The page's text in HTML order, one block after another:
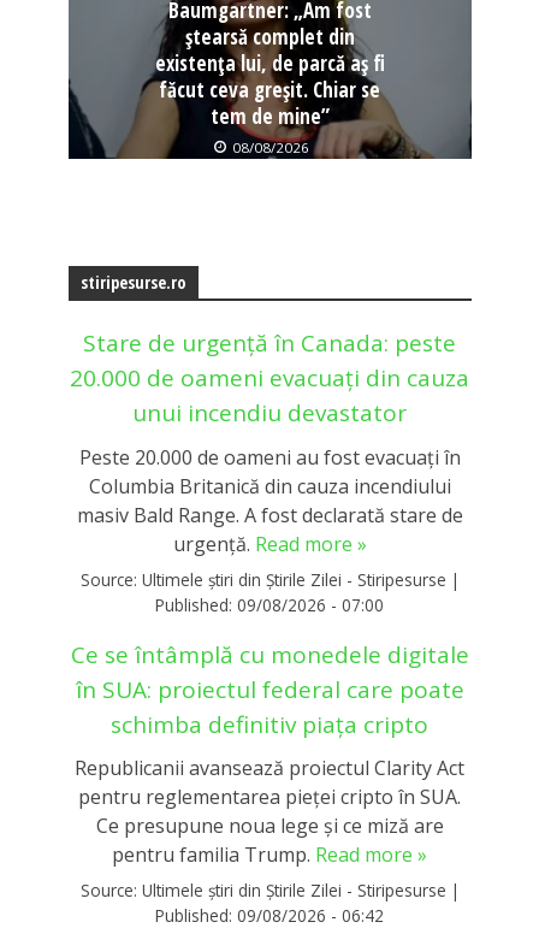
Baumgartner: „Am fost
ștearsă complet din
existența lui, de parcă aș fi
făcut ceva greșit. Chiar se
tem de mine”
08/08/2026
stiripesurse.ro
Stare de urgență în Canada: peste
20.000 de oameni evacuați din cauza
unui incendiu devastator
Peste 20.000 de oameni au fost evacuați în
Columbia Britanică din cauza incendiului
masiv Bald Range. A fost declarată stare de
urgență. Read more »
Source: Ultimele știri din Știrile Zilei - Stiripesurse |
Published: 09/08/2026 - 07:00
Ce se întâmplă cu monedele digitale
în SUA: proiectul federal care poate
schimba definitiv piața cripto
Republicanii avansează proiectul Clarity Act
pentru reglementarea pieței cripto în SUA.
Ce presupune noua lege și ce miză are
pentru familia Trump. Read more »
Source: Ultimele știri din Știrile Zilei - Stiripesurse |
Published: 09/08/2026 - 06:42